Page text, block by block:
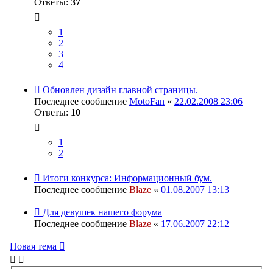
1
2
3
4
Обновлен дизайн главной страницы.
Последнее сообщение MotoFan « 22.02.2008 23:06
Ответы: 10
1
2
Итоги конкурса: Информационный бум.
Последнее сообщение Blaze « 01.08.2007 13:13
Для девушек нашего форума
Последнее сообщение Blaze « 17.06.2007 22:12
Новая тема